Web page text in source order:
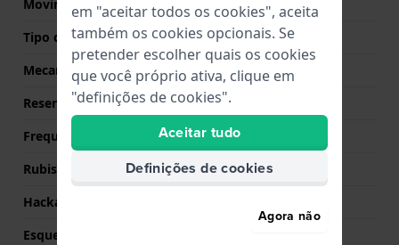
Movimento suíço
Tipo de Mostrador
Analógico
Mecanismo
Automático mecânico
Reserva de energia
40
Frequência
21600
Rubis
21
Hackable
Esqueletizado
em "aceitar todos os cookies", aceita
também os cookies opcionais. Se
pretender escolher quais os cookies
que você próprio ativa, clique em
"definições de cookies".
Aceitar tudo
Definições de cookies
Agora não